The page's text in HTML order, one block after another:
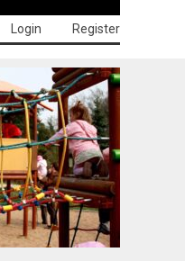
Login Register